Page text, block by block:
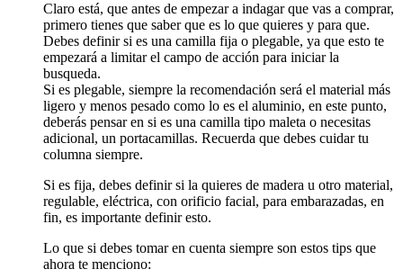
Claro está, que antes de empezar a indagar que vas a comprar,
primero tienes que saber que es lo que quieres y para que.
Debes definir si es una camilla fija o plegable, ya que esto te
empezará a limitar el campo de acción para iniciar la
busqueda.
Si es plegable, siempre la recomendación será el material más
ligero y menos pesado como lo es el aluminio, en este punto,
deberás pensar en si es una camilla tipo maleta o necesitas
adicional, un portacamillas. Recuerda que debes cuidar tu
columna siempre.
Si es fija, debes definir si la quieres de madera u otro material,
regulable, eléctrica, con orificio facial, para embarazadas, en
fin, es importante definir esto.
Lo que si debes tomar en cuenta siempre son estos tips que
ahora te menciono: